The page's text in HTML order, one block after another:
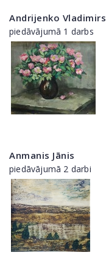
Andrijenko Vladimirs
piedāvājumā 1 darbs
Anmanis Jānis
piedāvājumā 2 darbi